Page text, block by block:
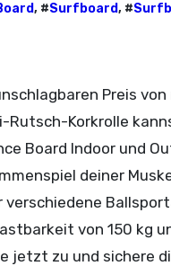
, #Surfboard, #
Rutsch-Korkrolle
Board Indoor und
deiner
verschiedene
von 150 kg
jetzt zu und sichere